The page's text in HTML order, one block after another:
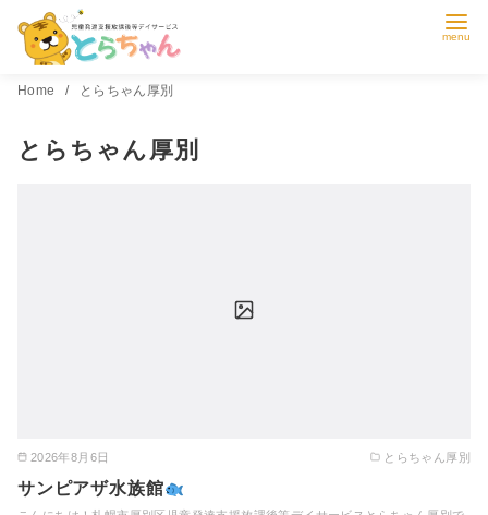
Home とらちゃん厚別
とらちゃん厚別
2026年8月6日 とらちゃん厚別
サンピアザ水族館